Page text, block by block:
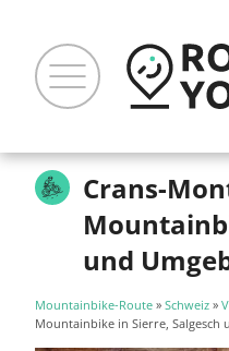
Crans-
und
Mountainbike-Route » Schweiz »
Mountainbike in Sierre, Salgesch